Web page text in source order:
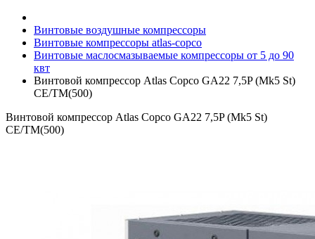
Винтовые воздушные компрессоры
Винтовые компрессоры atlas-copco
Винтовые маслосмазываемые компрессоры от 5 до 90
квт
Винтовой компрессор Atlas Copco GA22 7,5P (Mk5 St)
СЕ/TM(500)
Винтовой компрессор Atlas Copco GA22 7,5P (Mk5 St)
СЕ/TM(500)